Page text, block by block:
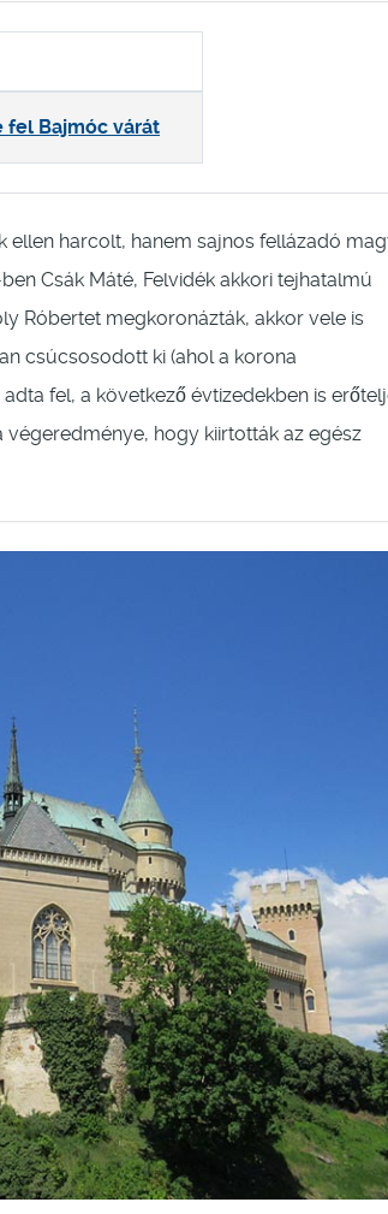
fel Bajmóc várát
ellen harcolt, hanem sajnos fellázadó
Csák Máté, Felvidék akkori tejhatalmú
Róbertet megkoronázták, akkor vele is
csúcsosodott ki (ahol a korona
fel, a következő évtizedekben is
hogy kiirtották az egész